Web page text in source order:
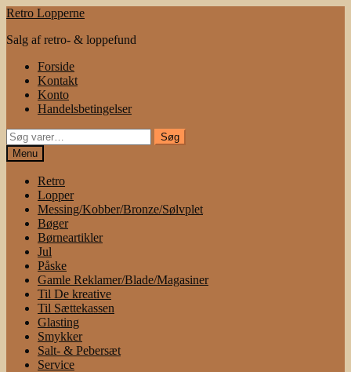
Spring
navigation
Spring
indhold
Retro Lopperne
Salg af retro- & loppefund
Forside
Kontakt
Konto
Handelsbetingelser
Søg
efter:
Søg
Menu
Retro
Lopper
Messing/Kobber/Bronze/Sølvplet
Bøger
Børneartikler
Jul
Påske
Gamle Reklamer/Blade/Magasiner
Til De kreative
Til Sættekassen
Glasting
Smykker
Salt- & Pebersæt
Service